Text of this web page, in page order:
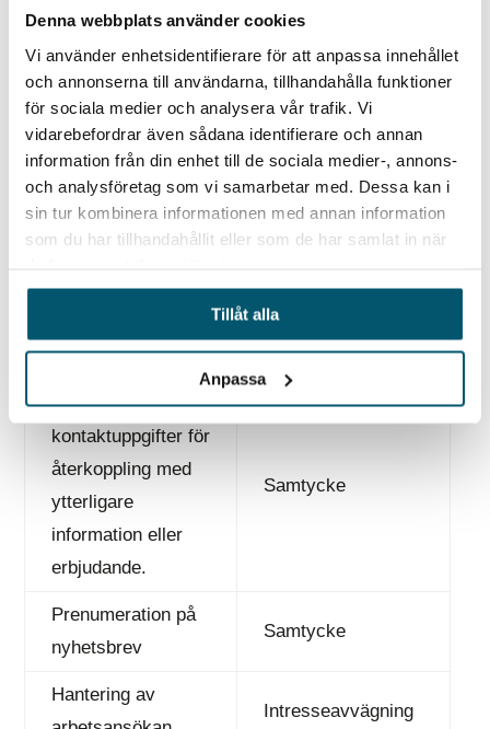
Denna webbplats använder cookies
Vi använder enhetsidentifierare för att anpassa innehållet
och annonserna till användarna, tillhandahålla funktioner
för sociala medier och analysera vår trafik. Vi
vidarebefordrar även sådana identifierare och annan
information från din enhet till de sociala medier-, annons-
och analysföretag som vi samarbetar med. Dessa kan i
sin tur kombinera informationen med annan information
som du har tillhandahållit eller som de har samlat in när
Tillåt alla
Anpassa
Förbättra din
upplevelse av vår
hemsida, samt ge
oss information
om hur du
använder den.
Samtycke
kontaktuppgifter för
handling.
Samtycke
Hantering av
kontaktuppgifter för
återkoppling med
ytterligare
information eller
erbjudande.
Samtycke
Prenumeration på
nyhetsbrev
Samtycke
Hantering av
Intresseavvägning